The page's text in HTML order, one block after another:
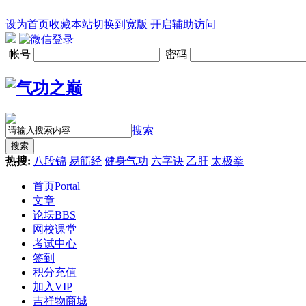
设为首页收藏本站切换到宽版 开启辅助访问
帐号 密码
搜索
搜索
热搜: 八段锦 易筋经 健身气功 六字诀 乙肝 太极拳
首页Portal
文章
论坛BBS
网校课堂
考试中心
签到
积分充值
加入VIP
吉祥物商城